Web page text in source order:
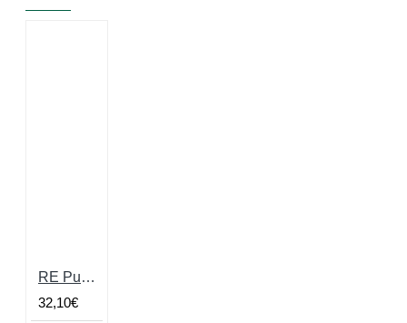
RE Puzzle Large Yellow Skates 10mm, drobné granule s 10%EPDM
32,10€